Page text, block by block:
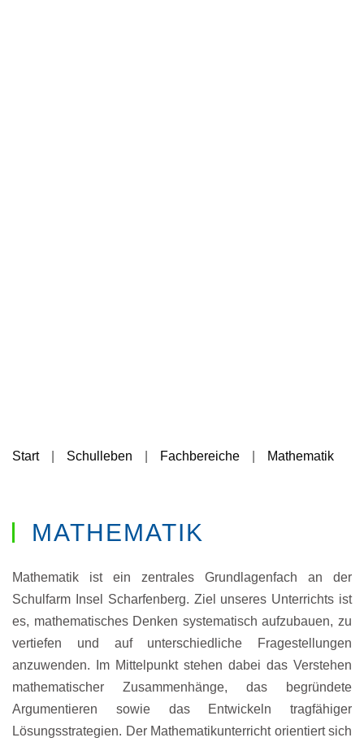
Start Schulleben Fachbereiche Mathematik
MATHEMATIK
Mathematik ist ein zentrales Grundlagenfach an der
Schulfarm Insel Scharfenberg. Ziel unseres Unterrichts ist
es, mathematisches Denken systematisch aufzubauen, zu
vertiefen und auf unterschiedliche Fragestellungen
anzuwenden. Im Mittelpunkt stehen dabei das Verstehen
mathematischer Zusammenhänge, das begründete
Argumentieren sowie das Entwickeln tragfähiger
Lösungsstrategien. Der Mathematikunterricht orientiert sich